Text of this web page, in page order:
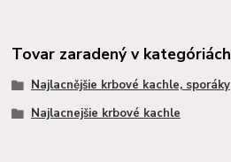
Tovar zaradený v kategóriách
Najlacnějšie krbové kachle, sporáky
Najlacnejšie krbové kachle